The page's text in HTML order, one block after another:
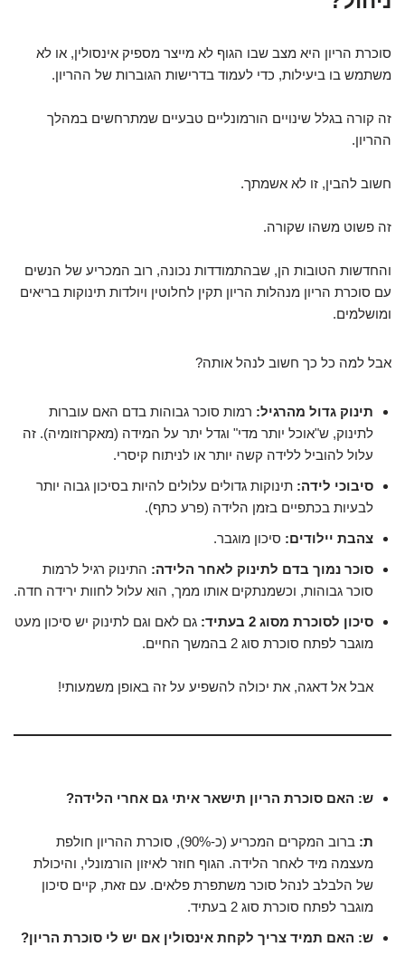
סוכרת הריון היא מצב שבו הגוף לא מייצר מספיק אינסולין, או לא
משתמש בו ביעילות, כדי לעמוד בדרישות הגוברות של ההריון.
זה קורה בגלל שינויים הורמונליים טבעיים שמתרחשים במהלך
ההריון.
חשוב להבין, זו לא אשמתך.
זה פשוט משהו שקורה.
והחדשות הטובות הן, שבהתמודדות נכונה, רוב המכריע של הנשים
עם סוכרת הריון מנהלות הריון תקין לחלוטין ויולדות תינוקות בריאים
ומושלמים.
אבל למה כל כך חשוב לנהל אותה?
תינוק גדול מהרגיל: רמות סוכר גבוהות בדם האם עוברות
לתינוק, ש"אוכל יותר מדי" וגדל יתר על המידה (מאקרוזומיה). זה
עלול להוביל ללידה קשה יותר או לניתוח קיסרי.
סיבוכי לידה: תינוקות גדולים עלולים להיות בסיכון גבוה יותר
לבעיות בכתפיים בזמן הלידה (פרע כתף).
צהבת יילודים: סיכון מוגבר.
סוכר נמוך בדם לתינוק לאחר הלידה: התינוק רגיל לרמות
סוכר גבוהות, וכשמנתקים אותו ממך, הוא עלול לחוות ירידה חדה.
סיכון לסוכרת מסוג 2 בעתיד:
גם לאם וגם לתינוק יש סיכון מעט
מוגבר לפתח סוכרת סוג 2 בהמשך החיים.
אבל אל דאגה, את יכולה להשפיע על זה באופן משמעותי!
ש: האם סוכרת הריון תישאר איתי גם אחרי הלידה?
ת:
ברוב המקרים המכריע (כ-90%), סוכרת ההריון חולפת
מעצמה מיד לאחר הלידה. הגוף חוזר לאיזון הורמונלי, והיכולת
של הלבלב לנהל סוכר משתפרת פלאים. עם זאת, קיים סיכון
מוגבר לפתח סוכרת סוג 2 בעתיד.
ש: האם תמיד צריך לקחת אינסולין אם יש לי סוכרת הריון?